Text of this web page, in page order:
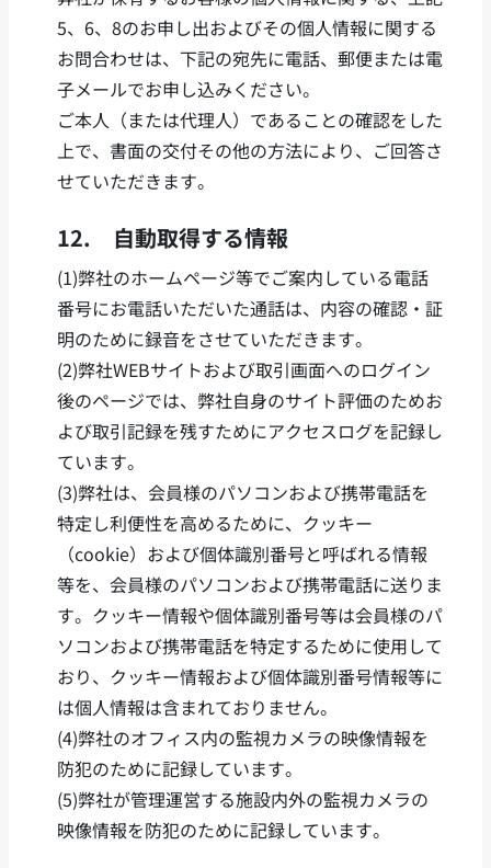
5、6、8のお申し出およびその個人情報に関する
お問合わせは、下記の宛先に電話、郵便または電
子メールでお申し込みください。
ご本人（または代理人）であることの確認をした
上で、書面の交付その他の方法により、ご回答さ
せていただきます。
12. 自動取得する情報
(1)弊社のホームページ等でご案内している電話
番号にお電話いただいた通話は、内容の確認・証
明のために録音をさせていただきます。
(2)弊社WEBサイトおよび取引画面へのログイン
後のページでは、弊社自身のサイト評価のためお
よび取引記録を残すためにアクセスログを記録し
ています。
(3)弊社は、会員様のパソコンおよび携帯電話を
特定し利便性を高めるために、クッキー
（cookie）および個体識別番号と呼ばれる情報
等を、会員様のパソコンおよび携帯電話に送りま
す。クッキー情報や個体識別番号等は会員様のパ
ソコンおよび携帯電話を特定するために使用して
おり、クッキー情報および個体識別番号情報等に
は個人情報は含まれておりません。
(4)弊社のオフィス内の監視カメラの映像情報を
防犯のために記録しています。
(5)弊社が管理運営する施設内外の監視カメラの
映像情報を防犯のために記録しています。